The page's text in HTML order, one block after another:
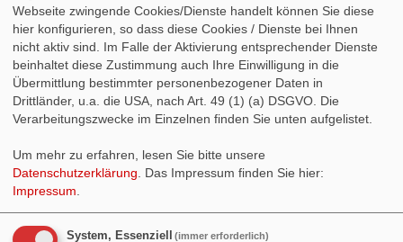
Weltflüchtlingstag der Vereinten Nationen, wird daran erinnert, dass
Millionen Menschen gezwungenermaßen ihre Heimat verlassen mussten.
Hinter den Zahlen stehen persönliche Geschichten und individuelle
Schicksale. „Aktuell sind weltweit über 117 Millionen Menschen auf der
Flucht, darunter viele Kinder, oftmals ohne die Begleitung… Gabriela
Heinrich zum Weltflüchtlingstag weiterlesen
Besucher:397913
Heute:
511
Webseite zwingende Cookies/Dienste handelt können Sie diese
hier konfigurieren, so dass diese Cookies / Dienste bei Ihnen
nicht aktiv sind. Im Falle der Aktivierung entsprechender Dienste
beinhaltet diese Zustimmung auch Ihre Einwilligung in die
Übermittlung bestimmter personenbezogener Daten in
Drittländer, u.a. die USA, nach Art. 49 (1) (a) DSGVO. Die
Verarbeitungszwecke im Einzelnen finden Sie unten aufgelistet.
Um mehr zu erfahren, lesen Sie bitte unsere
Datenschutzerklärung . Das Impressum finden Sie hier:
Impressum
System, Essenziell (immer erforderlich)